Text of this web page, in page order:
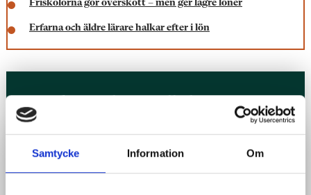
Samtycke Information Om
Friskolorna gör överskott – men ger lägre löner
Erfarna och äldre lärare halkar efter i lön
Har du rätt lön? Kolla här!
Som medlem i Sveriges Lärare har du alltid tillgång till